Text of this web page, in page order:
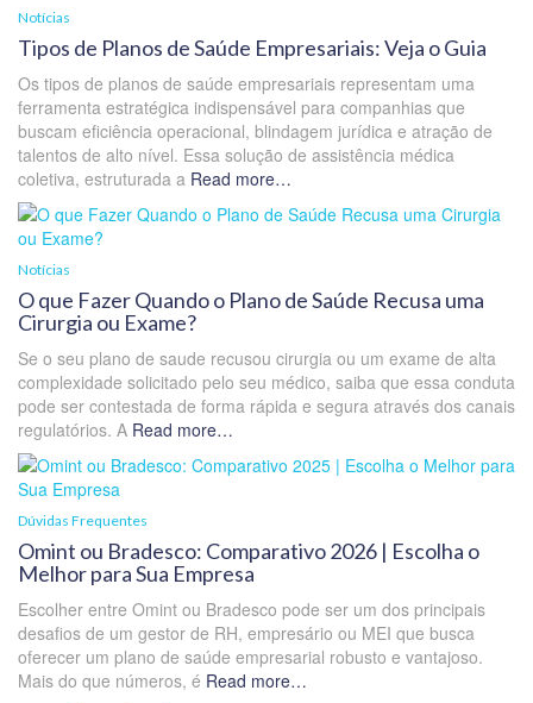
Notícias
Tipos de Planos de Saúde Empresariais: Veja o Guia
Os tipos de planos de saúde empresariais representam uma
ferramenta estratégica indispensável para companhias que
buscam eficiência operacional, blindagem jurídica e atração de
talentos de alto nível. Essa solução de assistência médica
coletiva, estruturada a Read more…
Notícias
O que Fazer Quando o Plano de Saúde Recusa uma
Cirurgia ou Exame?
Se o seu plano de saude recusou cirurgia ou um exame de alta
complexidade solicitado pelo seu médico, saiba que essa conduta
pode ser contestada de forma rápida e segura através dos canais
regulatórios. A Read more…
Dúvidas Frequentes
Omint ou Bradesco: Comparativo 2026 | Escolha o
Melhor para Sua Empresa
Escolher entre Omint ou Bradesco pode ser um dos principais
desafios de um gestor de RH, empresário ou MEI que busca
oferecer um plano de saúde empresarial robusto e vantajoso.
Mais do que números, é Read more…